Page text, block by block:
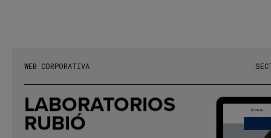
WEB CORPORATIVA SEC
LABORATORIOS
RUBIÓ